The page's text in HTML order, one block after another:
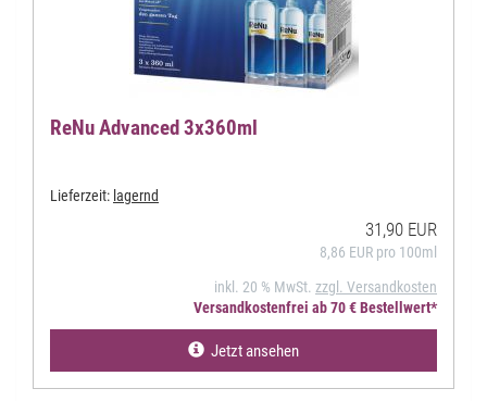
ReNu Advanced 3x360ml
Lieferzeit: lagernd
31,90 EUR
8,86 EUR pro 100ml
inkl. 20 % MwSt. zzgl. Versandkosten
Versandkostenfrei ab 70 € Bestellwert*
Jetzt ansehen